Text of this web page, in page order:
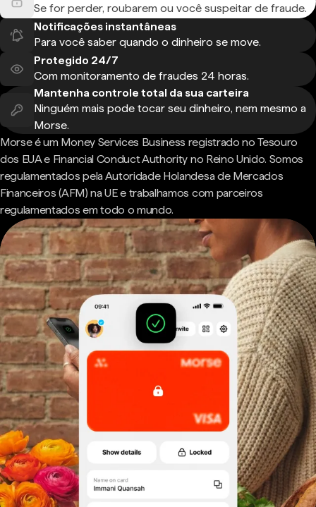
Se for perder, roubarem ou você suspeitar de fraude.
Notificações instantâneas
Para você saber quando o dinheiro se move.
Protegido 24/7
Com monitoramento de fraudes 24 horas.
Mantenha controle total da sua carteira
Ninguém mais pode tocar seu dinheiro, nem mesmo a
Morse.
Morse é um Money Services Business registrado no Tesouro
dos EUA e Financial Conduct Authority no Reino Unido. Somos
regulamentados pela Autoridade Holandesa de Mercados
Financeiros (AFM) na UE e trabalhamos com parceiros
regulamentados em todo o mundo.